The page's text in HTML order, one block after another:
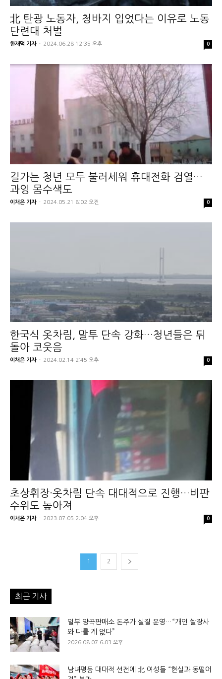
北 탄광 노동자, 청바지 입었다는 이유로 노동
단련대 처벌
한재덕 기자 - 2024.06.28 12:35 오후 0
길가는 청년 모두 불러세워 휴대전화 검열…
과잉 몸수색도
이채은 기자 - 2024.05.21 8:02 오전 0
한국식 옷차림, 말투 단속 강화…청년들은 뒤
돌아 코웃음
이채은 기자 - 2024.02.14 2:45 오후 0
초상휘장·옷차림 단속 대대적으로 진행…비판
수위도 높아져
이채은 기자 - 2023.07.05 2:04 오후 0
1 2
최근 기사
일부 양곡판매소 돈주가 실질 운영…“개인 쌀장사
와 다를 게 없다”
2026.08.07 6:03 오후
남녀평등 대대적 선전에 北 여성들 “현실과 동떨어